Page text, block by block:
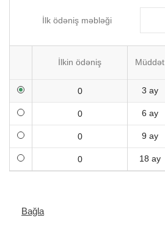
İlk ödəniş məbləği
İlkin ödəniş Müddət
3 ay
6 ay
9 ay
18 ay
Bağla